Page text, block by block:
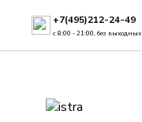
+7(495)212-24-49
с 8:00 - 21:00, без выходных